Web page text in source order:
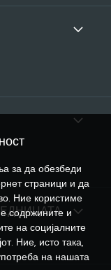
за да обезбеди
страници и да
Ние користиме
содржините и
на социјалните
Ние, исто така,
на нашата